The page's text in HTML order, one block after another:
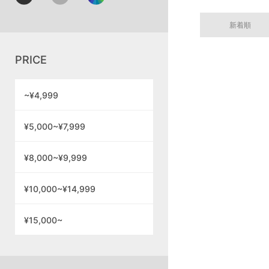
PRICE
~¥4,999
¥5,000~¥7,999
¥8,000~¥9,999
¥10,000~¥14,999
¥15,000~
新着順